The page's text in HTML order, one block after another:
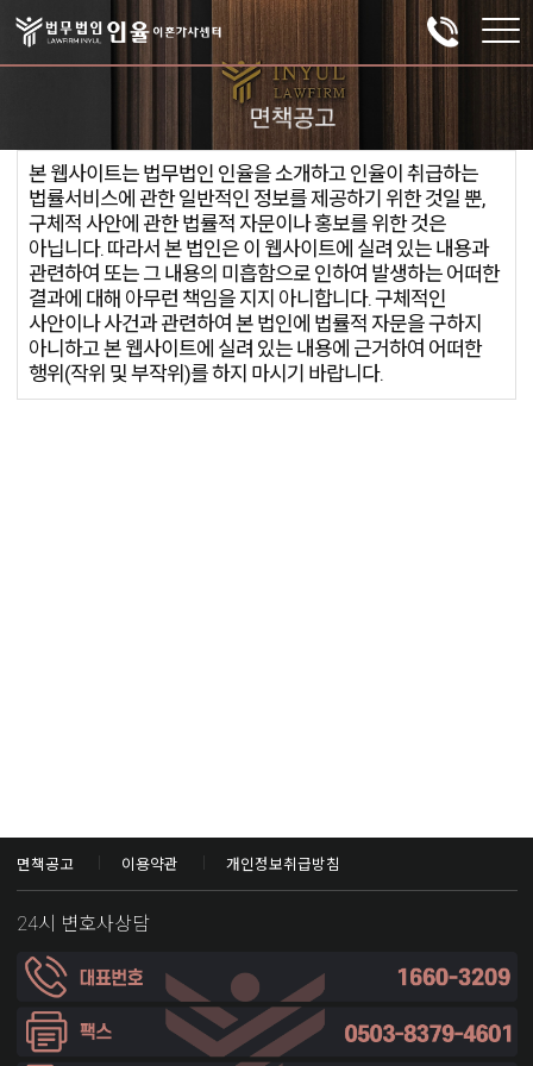
본 웹사이트는 법무법인 인율을 소개하고 인율이 취급하는
법률서비스에 관한 일반적인 정보를 제공하기 위한 것일 뿐,
구체적 사안에 관한 법률적 자문이나 홍보를 위한 것은
아닙니다. 따라서 본 법인은 이 웹사이트에 실려 있는 내용과
관련하여 또는 그 내용의 미흡함으로 인하여 발생하는 어떠한
결과에 대해 아무런 책임을 지지 아니합니다. 구체적인
사안이나 사건과 관련하여 본 법인에 법률적 자문을 구하지
아니하고 본 웹사이트에 실려 있는 내용에 근거하여 어떠한
행위(작위 및 부작위)를 하지 마시기 바랍니다.
면책공고 이용약관 개인정보취급방침
24시 변호사상담